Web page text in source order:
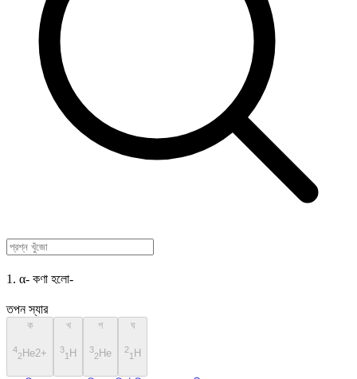
1. α- কণা হলো-
তপন স্যার
ক
4
2He2+
খ
3
1 H
গ
3
2He
ঘ
2
1 H